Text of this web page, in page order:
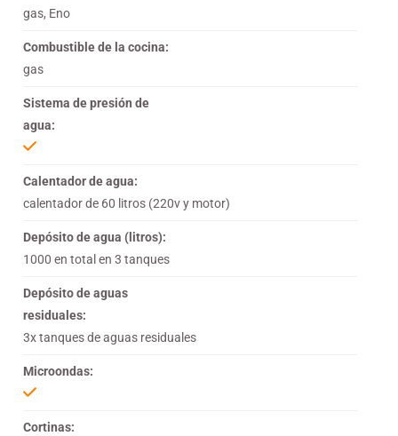
gas, Eno
Combustible de la cocina:
gas
Sistema de presión de
agua:
Calentador de agua:
calentador de 60 litros (220v y motor)
Depósito de agua (litros):
1000 en total en 3 tanques
Depósito de aguas
residuales:
3x tanques de aguas residuales
Microondas:
Cortinas: